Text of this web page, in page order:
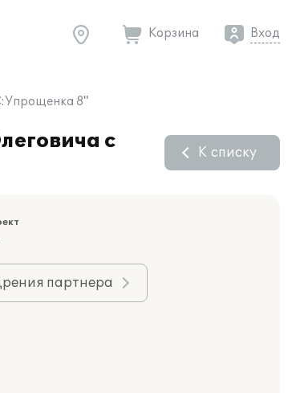
Корзина Вход
8"
с
К списку
партнера